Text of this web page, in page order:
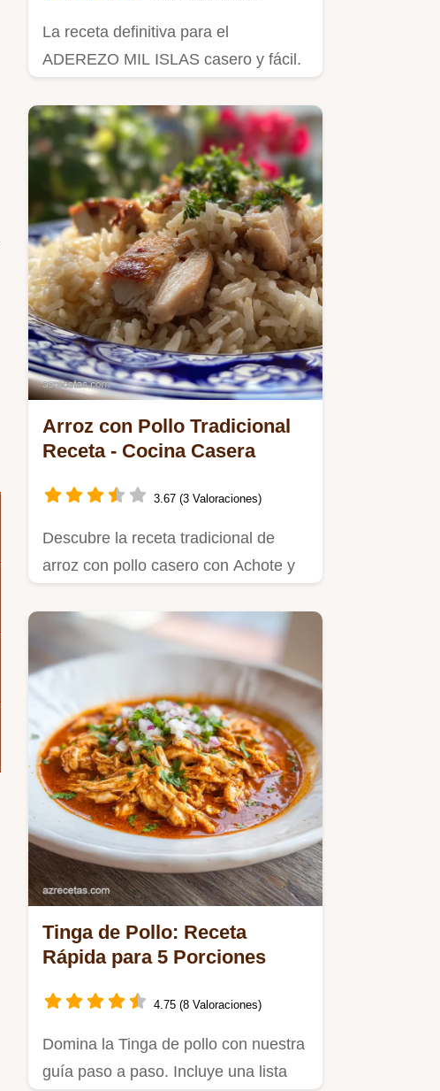
La receta definitiva para el
ADEREZO MIL ISLAS casero y fácil.
Arroz con Pollo Tradicional
Receta - Cocina Casera
3.67 (3 Valoraciones)
Descubre la receta tradicional de
arroz con pollo casero con Achote y
Tinga de Pollo: Receta
Rápida para 5 Porciones
4.75 (8 Valoraciones)
Domina la Tinga de pollo con nuestra
guía paso a paso. Incluye una lista